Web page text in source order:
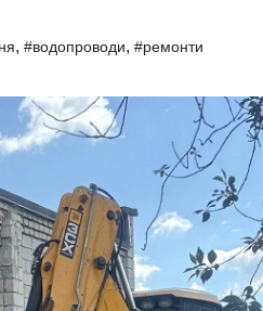
, #водопроводи, #ремонти